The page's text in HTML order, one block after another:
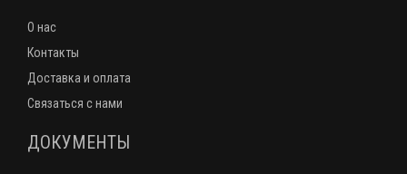
О нас
Контакты
Доставка и оплата
Связаться с нами
ДОКУМЕНТЫ